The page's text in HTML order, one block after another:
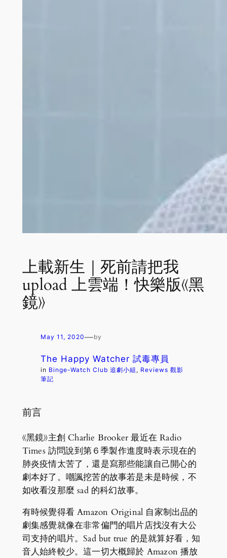
上載新生｜死前請把我
upload 上雲端！快樂版《黑
鏡》
May 11, 2020—by
The Happy Watcher 試毒專員
in Binge-Watch Club 追劇小組 , Reviews 觀影
筆記
前言
《黑鏡》主創 Charlie Brooker 最近在 Radio
Times 訪問說到第６季製作進度時表示現在的
肺炎疫情太苦了，還是寫那些能讓自己開心的
劇本好了。嘲諷挖苦的故事若是未是時候，不
如收看沒那麼 sad 的科幻故事。
有時候覺得看 Amazon Original 自家制出品的
劇集感覺就像在非常偏門的唱片店找沒有大公
司支持的唱片。Sad but true 的是就算好看，知
音人始終較少。這一切大概歸於 Amazon 播放